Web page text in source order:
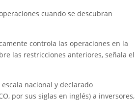
cuando se descubran
controla las operaciones en la
las restricciones anteriores, señala el
nacional y declarado
por sus siglas en inglés) a inversores,